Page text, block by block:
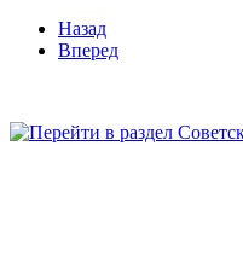
Назад
Вперед